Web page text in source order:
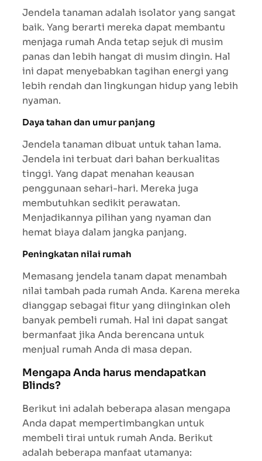
Jendela tanaman adalah isolator yang sangat
baik. Yang berarti mereka dapat membantu
menjaga rumah Anda tetap sejuk di musim
panas dan lebih hangat di musim dingin. Hal
ini dapat menyebabkan tagihan energi yang
lebih rendah dan lingkungan hidup yang lebih
nyaman.
Daya tahan dan umur panjang
Jendela tanaman dibuat untuk tahan lama.
Jendela ini terbuat dari bahan berkualitas
tinggi. Yang dapat menahan keausan
penggunaan sehari-hari. Mereka juga
membutuhkan sedikit perawatan.
Menjadikannya pilihan yang nyaman dan
hemat biaya dalam jangka panjang.
Peningkatan nilai rumah
Memasang jendela tanam dapat menambah
nilai tambah pada rumah Anda. Karena mereka
dianggap sebagai fitur yang diinginkan oleh
banyak pembeli rumah. Hal ini dapat sangat
bermanfaat jika Anda berencana untuk
menjual rumah Anda di masa depan.
Mengapa Anda harus mendapatkan
Blinds?
Berikut ini adalah beberapa alasan mengapa
Anda dapat mempertimbangkan untuk
membeli tirai untuk rumah Anda. Berikut
adalah beberapa manfaat utamanya: